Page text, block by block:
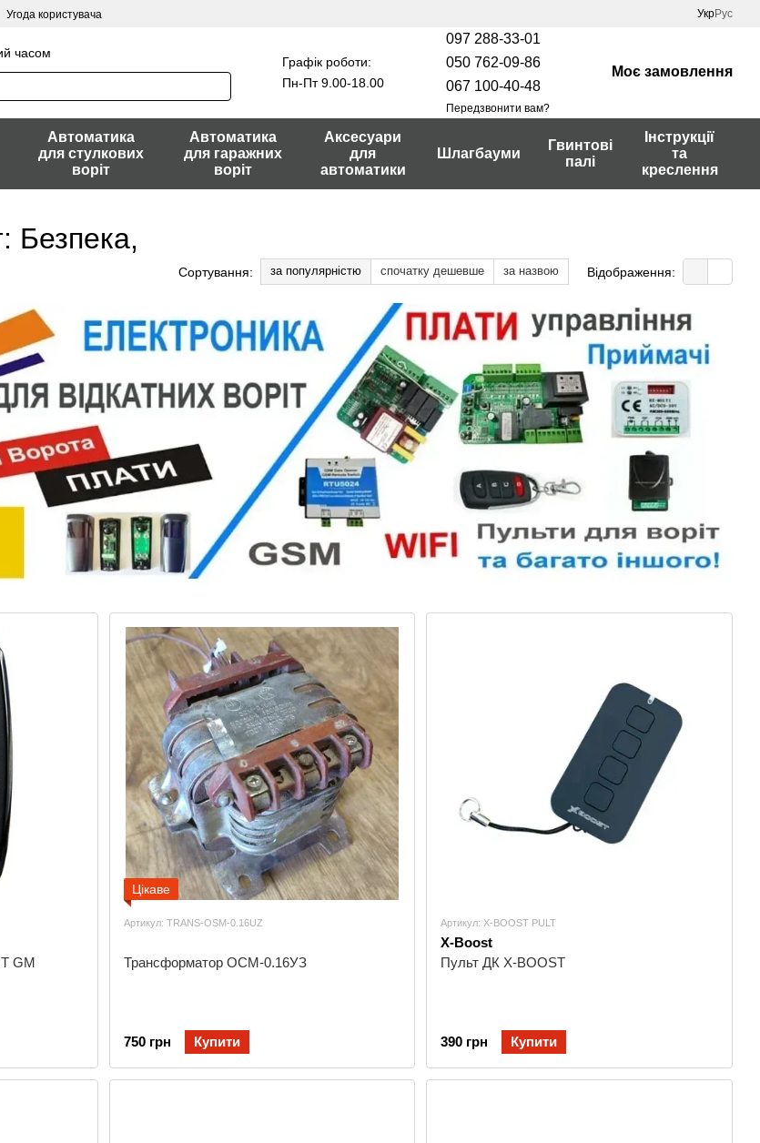
Угода користувача УкрРус
часом
Графік роботи:
Пн-Пт 9.00-18.00
097 288-33-01
050 762-09-86
067 100-40-48
Передзвонити вам?
Моє замовлення
Автоматика
для стулкових
воріт
Автоматика
для гаражних
воріт
Аксесуари
для
автоматики
Шлагбауми
Гвинтові
палі
Інструкції
та
креслення
Безпека,
Сортування: за популярністю спочатку дешевше за назвою Відображення:
GM
Цікаве
Артикул: TRANS-OSM-0.16UZ
Трансформатор ОСМ-0.16УЗ
750 грн Купити
Артикул: X-BOOST PULT
X-Boost
Пульт ДК X-BOOST
390 грн Купити